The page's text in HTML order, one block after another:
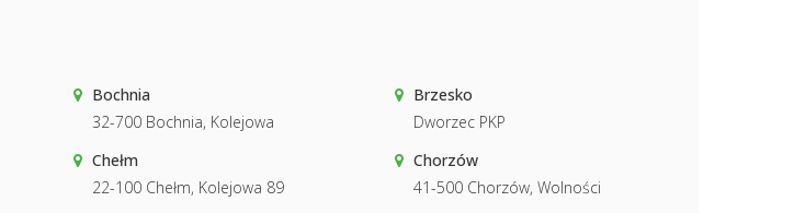
Bochnia
32-700 Bochnia, Kolejowa
Brzesko
Dworzec PKP
Chełm
22-100 Chełm, Kolejowa 89
Chorzów
41-500 Chorzów, Wolności